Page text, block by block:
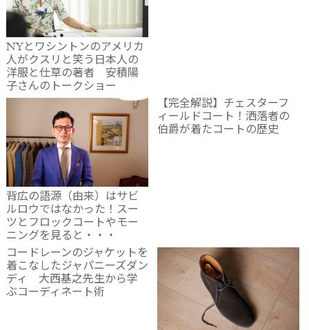
NYとワシントンのアメリカ
人がクスリと笑う日本人の
洋服と仕草の著者 安積陽
子さんのトークショー
背広の語源（由来）はサビ
ルロウではなかった！スー
ツとフロックコートやモー
ニングを見ると・・・
【完全解説】チェスターフ
ィールドコート！洒落者の
伯爵が着たコートの歴史
コードレーンのジャケットを
着こなしたジャパニーズダン
ディ 大西基之先生から学
ぶコーディネート術